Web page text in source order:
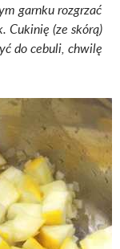
garnku rozgrzać
Cukinię (ze skórą)
do cebuli, chwilę